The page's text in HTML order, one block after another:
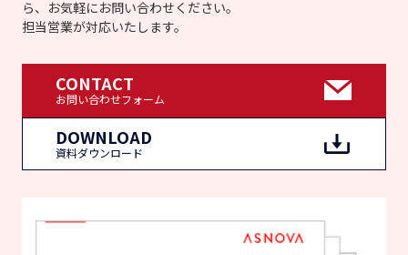
ら、お気軽にお問い合わせください。
担当営業が対応いたします。
DOWNLOAD
資料ダウンロード
CONTACT
お問い合わせフォーム